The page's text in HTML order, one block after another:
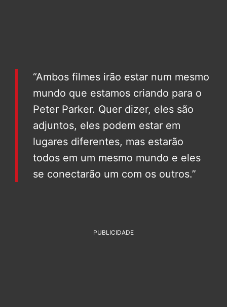
“Ambos filmes irão estar num mesmo
mundo que estamos criando para o
Peter Parker. Quer dizer, eles são
adjuntos, eles podem estar em
lugares diferentes, mas estarão
todos em um mesmo mundo e eles
se conectarão um com os outros.”
PUBLICIDADE